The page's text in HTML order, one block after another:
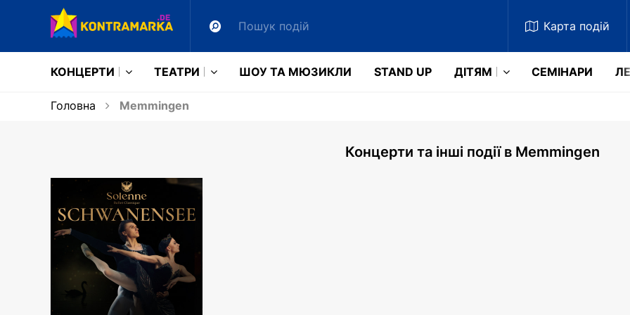
Карта подій
КОНЦЕРТИ ТЕАТРИ ШОУ ТА МЮЗИКЛИ STAND UP ДІТЯМ СЕМІНАРИ
Головна Memmingen
Концерти та інші події в Memmingen